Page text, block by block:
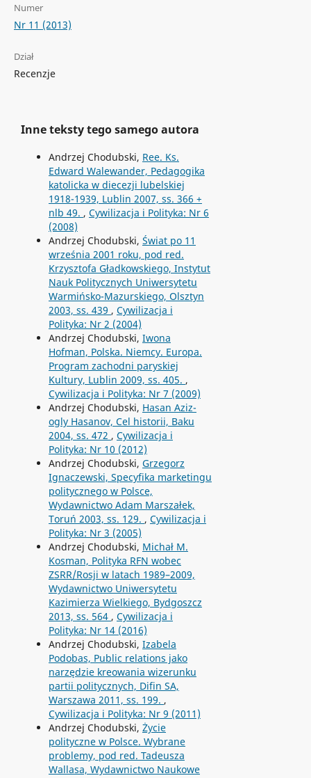
Numer
Nr 11 (2013)
Dział
Recenzje
Inne teksty tego samego autora
Andrzej Chodubski, Ree. Ks.
Edward Walewander, Pedagogika
katolicka w diecezji lubelskiej
1918-1939, Lublin 2007, ss. 366 +
nlb 49. , Cywilizacja i Polityka: Nr 6
(2008)
Andrzej Chodubski, Świat po 11
września 2001 roku, pod red.
Krzysztofa Gładkowskiego, Instytut
Nauk Politycznych Uniwersytetu
Warmińsko-Mazurskiego, Olsztyn
2003, ss. 439 , Cywilizacja i
Polityka: Nr 2 (2004)
Andrzej Chodubski, Iwona
Hofman, Polska. Niemcy. Europa.
Program zachodni paryskiej
Kultury, Lublin 2009, ss. 405. ,
Cywilizacja i Polityka: Nr 7 (2009)
Andrzej Chodubski, Hasan Aziz-
ogly Hasanov, Cel historii, Baku
2004, ss. 472 , Cywilizacja i
Polityka: Nr 10 (2012)
Andrzej Chodubski, Grzegorz
Ignaczewski, Specyfika marketingu
politycznego w Polsce,
Wydawnictwo Adam Marszałek,
Toruń 2003, ss. 129. , Cywilizacja i
Polityka: Nr 3 (2005)
Andrzej Chodubski, Michał M.
Kosman, Polityka RFN wobec
ZSRR/Rosji w latach 1989–2009,
Wydawnictwo Uniwersytetu
Kazimierza Wielkiego, Bydgoszcz
2013, ss. 564 , Cywilizacja i
Polityka: Nr 14 (2016)
Andrzej Chodubski, Izabela
Podobas, Public relations jako
narzędzie kreowania wizerunku
partii politycznych, Difin SA,
Warszawa 2011, ss. 199. ,
Cywilizacja i Polityka: Nr 9 (2011)
Andrzej Chodubski, Życie
polityczne w Polsce. Wybrane
problemy, pod red. Tadeusza
Wallasa, Wydawnictwo Naukowe